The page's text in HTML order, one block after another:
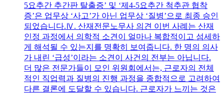
5요추간 추간판 탈출증’ 및 ‘제4-5요추간 척추관 협착
증’은 업무상 ‘사고’가 아닌 업무상 ‘질병’으로 최종 승인
되었습니다.Ⅳ. 산재전문노무사 의견 이번 사례는 산재
인정 과정에서 의학적 소견이 얼마나 복합적이고 섬세하
게 해석될 수 있는지를 명확히 보여줍니다. 한 명의 의사
가 내린 ‘급성’이라는 소견이 사건의 전부는 아닙니다.
더 많은 전문가들이 모인 위원회에서는, 근로자의 전체
적인 직업력과 질병의 진행 과정을 종합적으로 고려하여
다른 결론에 도달할 수 있습니다. 근로자가 느끼는 것은